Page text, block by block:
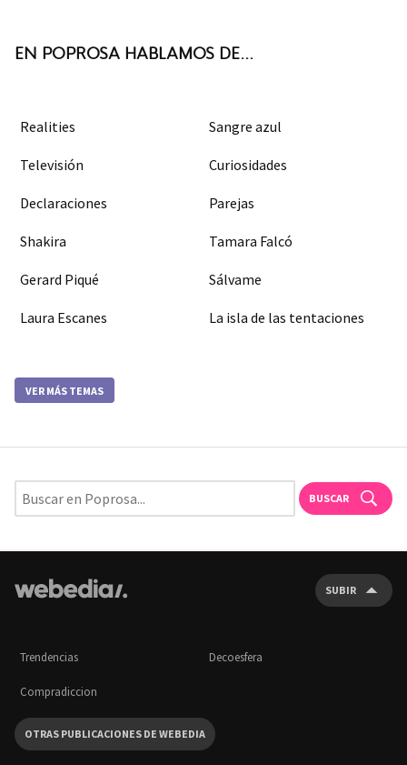
EN POPROSA HABLAMOS DE...
Realities Sangre azul
Televisión Curiosidades
Declaraciones Parejas
Shakira Tamara Falcó
Gerard Piqué Sálvame
Laura Escanes La isla de las tentaciones
VER MÁS TEMAS
BUSCAR
SUBIR
Trendencias Decoesfera
Compradiccion
OTRAS PUBLICACIONES DE WEBEDIA